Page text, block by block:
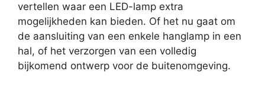
vertellen waar een LED-lamp extra
mogelijkheden kan bieden. Of het nu gaat om
de aansluiting van een enkele hanglamp in een
hal, of het verzorgen van een volledig
bijkomend ontwerp voor de buitenomgeving.